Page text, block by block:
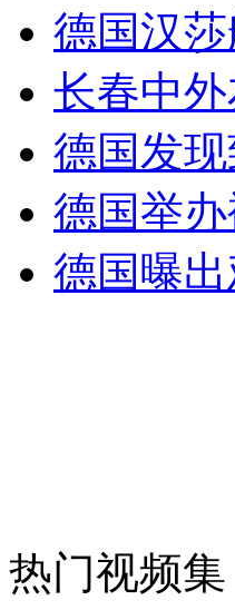
外交部：反对强权政
外交部：有关国家言
安徽一实载49人客车
德国汉
长春中
德国发
德国举
德国曝
热门视频集